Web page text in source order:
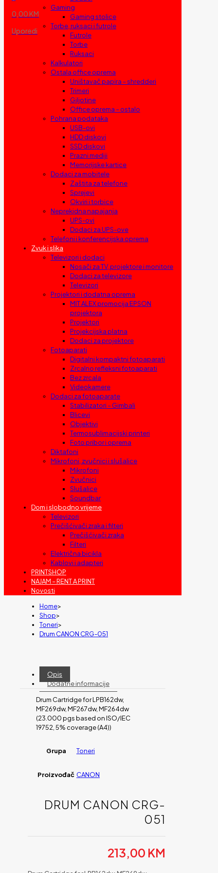
0,00 KM
Uporedi
Gaming
Gaming stolice
Torbe, ruksaci i futrole
Futrole
Torbe
Ruksaci
Kalkulatori
Ostala office oprema
Uništavač papira – shredderi
Trimeri
Giljotine
Office oprema – ostalo
Pohrana podataka
USB-ovi
HDD diskovi
SSD diskovi
Prazni mediji
Memorijske kartice
Dodaci za mobitele
Zaštita za telefone
Sprejevi
Okviri i torbice
Neprekidna napajanja
UPS-ovi
Dodaci za UPS-ove
Telefoni i konferencijska oprema
Zvuk i slika
Televizori i dodaci
Nosači za TV, projektore i monitore
Dodaci za televizore
Televizori
Projektori i dodatna oprema
MIT ALEX promocija EPSON
projektora
Projektori
Projekcijska platna
Dodaci za projektore
Fotoaparati
Digitalni kompaktni fotoaparati
Zrcalno refleksni fotoaparati
Bez zrcala
Videokamere
Dodaci za fotoaparate
Stabilizatori – Gimbali
Blicevi
Objektivi
Termosublimacijski printeri
Foto pribor i oprema
Diktafoni
Mikrofoni, zvučnici i slušalice
Mikrofoni
Zvučnici
Slušalice
Soundbar
Dom i slobodno vrijeme
Televizori
Prečišćivači zraka i filteri
Prečišćivači zraka
Filteri
Električna bicikla
Kablovi i adapteri
PRINTSHOP
NAJAM – RENT A PRINT
Novosti
Home>
Shop>
Toneri>
Drum CANON CRG-051
Opis
Dodatne informacije
Drum Cartridge for LPB162dw,
MF269dw, MF267dw, MF264dw
(23.000 pgs based on ISO/IEC
19752, 5% coverage (A4))
Grupa Toneri
Proizvođač CANON
DRUM CANON CRG-
051
213,00 KM